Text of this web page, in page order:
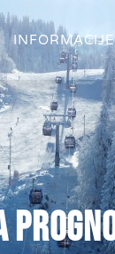
INFORMACIJE